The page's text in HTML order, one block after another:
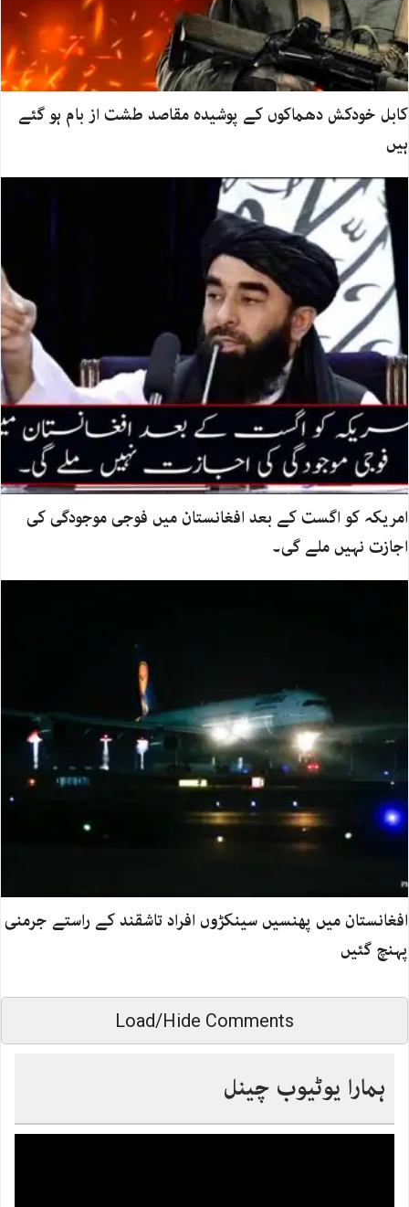
کابل خودکش دھماکوں کے پوشیدہ مقاصد طشت از بام ہو گئے
ہیں
امریکہ کو اگست کے بعد افغانستان میں فوجی موجودگی کی
اجازت نہیں ملے گی۔
افغانستان میں پھنسیں سینکڑوں افراد تاشقند کے راستے جرمنی
پہنچ گئیں
Load/Hide Comments
ہمارا یوٹیوب چینل